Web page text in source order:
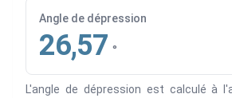
Angle de dépression
26,57 °
L'angle de dépression est calculé à